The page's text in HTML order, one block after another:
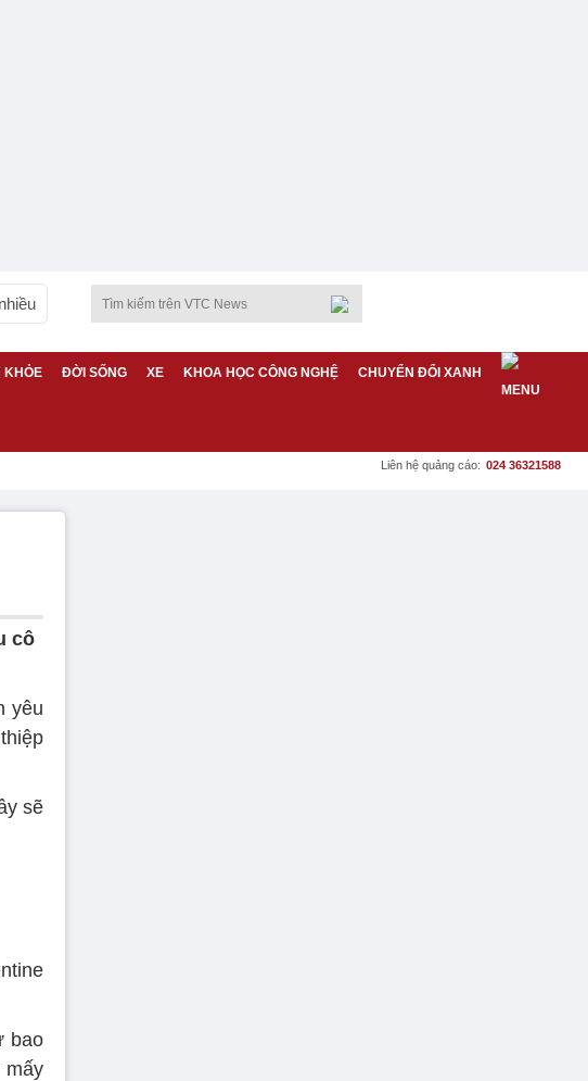
KHỎE ĐỜI SỐNG XE KHOA HỌC CÔNG NGHỆ CHUYỂN ĐỔI XANH
Liên hệ quảng cáo: 024 36321588
cô
yêu
sẽ
bao
mấy